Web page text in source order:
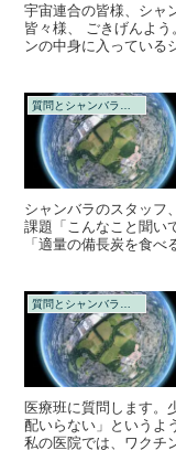
宇宙連合の皆様、シャ
皆々様、 ごきげんよ
ンの中身に入っている
リどこの惑星の生物
質問とシャンバラの回答
シャンバラのスタッフ
課題「こんなこと聞い
「適量の備長炭を食べ
長炭が好きで、よく
質問とシャンバラの回答
医療班に質問します。
配いらない」というよ
私の医院では、ワクチ
負荷がみとめられ、